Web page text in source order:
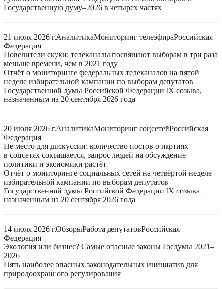
Государственную думу–2026 в четырех частях
21 июля 2026 г.АналитикаМониторинг телеэфираРоссийская
Федерация
Повелители скуки: телеканалы посвящают выборам в три раза
меньше времени, чем в 2021 году
Отчёт о мониторинге федеральных телеканалов на пятой
неделе избирательной кампании по выборам депутатов
Государственной думы Российской Федерации IX созыва,
назначенным на 20 сентября 2026 года
20 июля 2026 г.АналитикаМониторинг соцсетейРоссийская
Федерация
Не место для дискуссий: количество постов о партиях
в соцсетях сокращается, запрос людей на обсуждение
политики и экономики растёт
Отчёт о мониторинге социальных сетей на четвёртой неделе
избирательной кампании по выборам депутатов
Государственной думы Российской Федерации IX созыва,
назначенным на 20 сентября 2026 года
14 июля 2026 г.ОбзорыРабота депутатовРоссийская
Федерация
Экология или бизнес? Самые опасные законы Госдумы 2021–
2026
Пять наиболее опасных законодательных инициатив для
природоохранного регулирования